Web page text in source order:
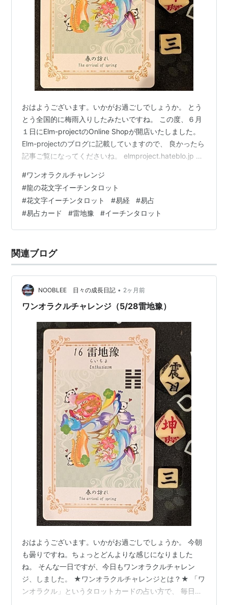
おはようございます。いかがお過ごしでしょうか。 とう
とう全国的に梅雨入りしたみたいですね。 この度、６月
１日にElm-projectのOnline Shopが開店いたしました。
Elm-projectのブログに記載していますので、 良かったら
記事ご覧になってくださいね。 elmproject.hateblo.jp そ
した。 ★ワンオラクルチャレンジとは？★ 「ワンオラク
ル」というタロットカードの占い方で、 毎日の運勢を占
っているので「ワンオラクルチャレンジ」と名付けまし
た！ イーチンタロットカード（易占カード）「龍の花文
字I-ChingTaro…
#ワンオラクルチャレンジ
#龍の花文字イーチンタロット
#花文字イーチンタロット #易経 #易占
#易占カード #雷地豫 #イーチンタロット
関連ブログ
NOOBLEE 日々の成長日記 • 2ヶ月前
ワンオラクルチャレンジ（5/28雷地豫）
おはようございます。いかがお過ごしでしょうか。 今朝
も曇りですね。ちょっとどんよりな感じになりました
ね。 そんな一日ですが、今日もワンオラクルチャレン
ジ、しました。 ★ワンオラクルチャレンジとは？★ 「ワ
ンオラクル」というタロットカードの占い方で、 毎日の